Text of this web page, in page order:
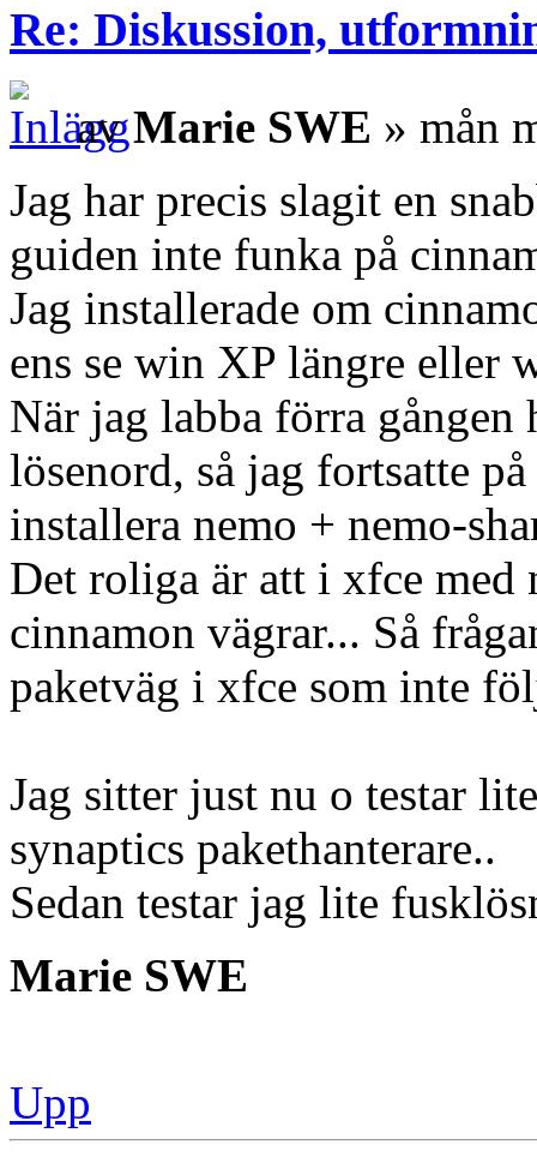
Re: Diskussion,
avMarie SWE » mån
Jag har precis slagit en
guiden inte funka på
Jag installerade om
ens se win XP längre eller
När jag labba förra
lösenord, så jag fortsatte
installera nemo + nemo-
Det roliga är att i xfce med
cinnamon vägrar... Så
paketväg i xfce som inte
Jag sitter just nu o testar
synaptics pakethanterare..
Sedan testar jag lite
Marie SWE
Upp